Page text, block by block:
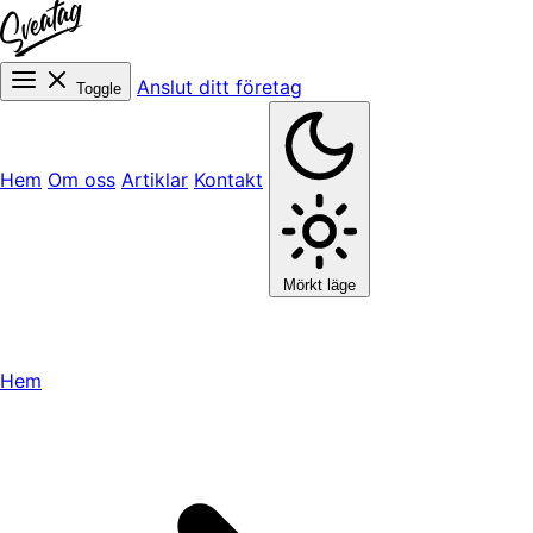
Toggle Anslut ditt företag
Hem Om oss Artiklar Kontakt
Mörkt läge
Hem